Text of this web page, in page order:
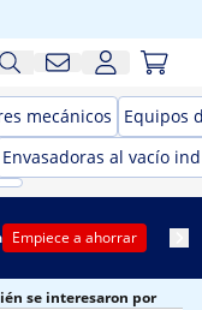
mecánicos
Equipos
Envasadoras al vacío
Empiece a ahorrar
se interesaron por